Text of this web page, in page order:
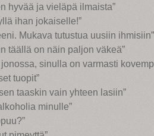
hyvää ja vieläpä ilmaista”
ihan jokaiselle!”
Mukava tutustua uusiin ihmisiin”
täällä on näin paljon väkeä”
sinulla on varmasti
tuopit”
taaskin vain yhteen lasiin”
minulle”